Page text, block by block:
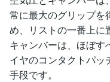
常に最大のグリップを
め、リストの一番上に
キャンバーは、ほぼす
イヤのコンタクトパッ
手段です。